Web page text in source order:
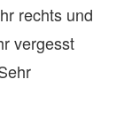
rechts und
vergesst